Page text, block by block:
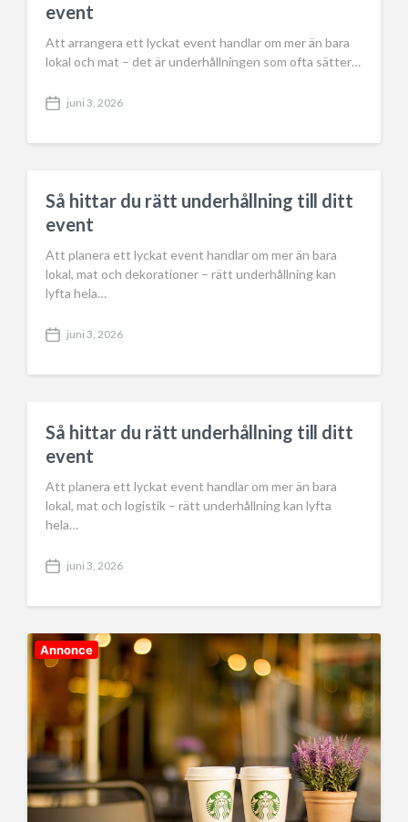
event
Att arrangera ett lyckat event handlar om mer än bara
lokal och mat – det är underhållningen som ofta sätter…
P
s
a
t
e
juni 3, 2026
Så hittar du rätt underhållning till ditt
event
Att planera ett lyckat event handlar om mer än bara
lokal, mat och dekorationer – rätt underhållning kan
lyfta hela…
P
s
a
t
e
juni 3, 2026
Så hittar du rätt underhållning till ditt
event
Att planera ett lyckat event handlar om mer än bara
lokal, mat och logistik – rätt underhållning kan lyfta
hela…
P
s
d
a
t
juni 3, 2026
Annonce